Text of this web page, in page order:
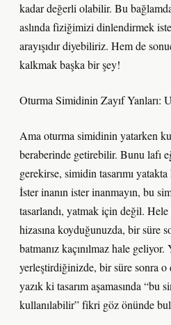
kadar değerli olabilir. Bu
aslında fiziğimizi dinlendirmek
arayışıdır diyebiliriz. Hem de
kalkmak başka bir şey!
Oturma Simidinin Zayıf Yanları:
Ama oturma simidinin yatarken
beraberinde getirebilir. Bunu lafı
gerekirse, simidin tasarımı
İster inanın ister inanmayın, bu
tasarlandı, yatmak için değil.
hizasına koyduğunuzda, bir süre
batmanız kaçınılmaz hale geliyor.
yerleştirdiğinizde, bir süre sonra
yazık ki tasarım aşamasında “bu
kullanılabilir” fikri göz önünde